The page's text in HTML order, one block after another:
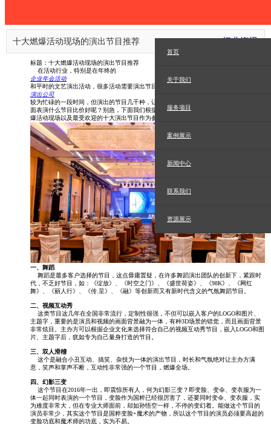
首页
关于我们
服务项目
案例展示
新闻中心
联系我们
资源展示
十大燃爆活动现场的演出节目推荐 行业资讯
标题：十大燃爆活动现场的演出节目推荐
在活动行业，特别是在年终的
企业年会活动
和平时的文艺演出活动，很多活动需要演出节目，而这也是
演出公司
较为忙碌的一段时间，但演出的节目几千种，让活动主办方一时眼花缭乱，究竟活动上
面表演什么节目比价好呢？别急，下面我们根据多年的活动策划经验，推荐以下能够燃
爆活动现场以及最受欢迎的十大演出节目作为参考：
一、舞蹈
舞蹈是最多客户选择的节目，这点毋庸置疑，在许多舞蹈演出团队的创新下，紧跟时
代，不乏好节目，如：《绽放》、《时空之门》、《盛世荷姿》、《98K》、《网红
舞》、《丽人行》、《传.呈》、《融》等创新而又有新时代含义的气氛舞蹈节目。
二、视频互动秀
这类节目这几年在全国非常流行，定制性很强，不但可以嵌入客户的LOGO和图片、
主题字，重要的是演员和视频的画面背景融为一体，有种3D场景的错觉，而且画面背景
非常炫目。主办方可以根据企业文化来选择符合自己的视频互动秀节目，嵌入LOGO和图
片、主题字后，犹如专为自己量身打造的节目。
三、双人滑稽
这个是融合小丑互动、搞笑、杂技为一体的演出节目，时长和气氛绝对让主办方满
意，笑声和掌声不断，互动性非常强的一个节目，燃爆全场。
四、幻影三变
这个节目在2016年一出，即震惊所有人，何为幻影三变？即变脸、变伞、变衣服为一
体一起同时表演的一个节目，变脸作为国粹已经很厉害了，还要同时变伞、变衣服，实
为难度非常大，但在专业大师面前，却如孙悟空一样，不停的变幻着。能做这个节目的
演员非常少，其实这个节目是国粹变脸+魔术的产物，所以这个节目的演员必须要高超的
变脸功底和魔术师的功底，实为不易。